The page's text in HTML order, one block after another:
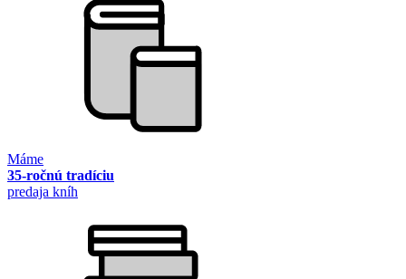
Máme
35-ročnú tradíciu
predaja kníh